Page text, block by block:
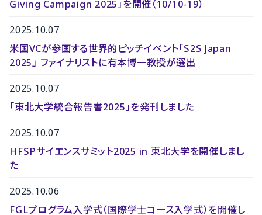
Giving Campaign 2025」を開催（10/10-19）
2025.10.07
米国VCが参画する世界的ピッチイベント「S2S Japan
2025」 ファイナリストに有本博一教授が選出
2025.10.07
「東北大学統合報告書2025」を発刊しました
2025.10.07
HFSPサイエンスサミット2025 in 東北大学を開催しまし
た
2025.10.06
FGLプログラム入学式（国際学士コース入学式）を開催し